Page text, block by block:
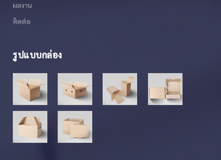
ผลงาน
ติดต่อ
รูปแบบกล่อง